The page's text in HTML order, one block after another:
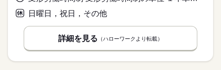
日曜日，祝日，その他
詳細を見る （ハローワークより転載）